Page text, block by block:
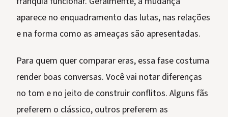
aparece no enquadramento das lutas, nas relações
e na forma como as ameaças são apresentadas.
Para quem quer comparar eras, essa fase costuma
render boas conversas. Você vai notar diferenças
no tom e no jeito de construir conflitos. Alguns fãs
preferem o clássico, outros preferem as